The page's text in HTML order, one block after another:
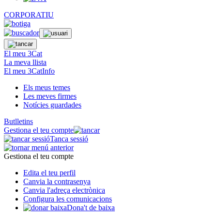
CORPORATIU
El meu 3Cat
La meva llista
El meu 3CatInfo
Els meus temes
Les meves firmes
Notícies guardades
Butlletins
Gestiona el teu compte
Tanca sessió
Gestiona el teu compte
Edita el teu perfil
Canvia la contrasenya
Canvia l'adreça electrònica
Configura les comunicacions
Dona't de baixa